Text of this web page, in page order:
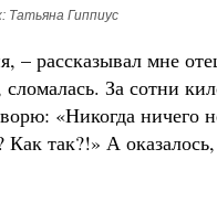
Татьяна Гиппиус
– рассказывал мне
За сотни
«Никогда ничего
так?!» А